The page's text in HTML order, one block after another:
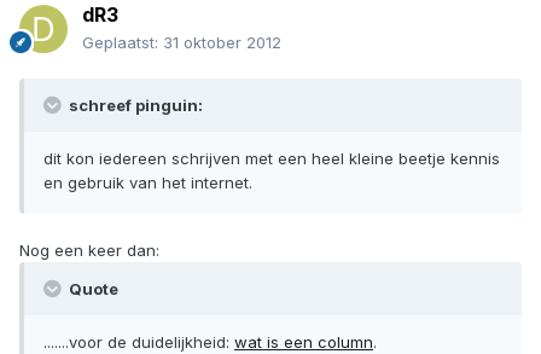
dR3
Geplaatst: 31 oktober 2012
schreef pinguin:
dit kon iedereen schrijven met een heel kleine beetje kennis
en gebruik van het internet.
Nog een keer dan:
Quote
.......voor de duidelijkheid: wat is een column.